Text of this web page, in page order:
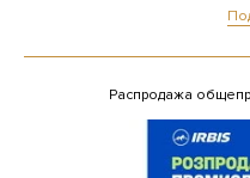
Распродажа